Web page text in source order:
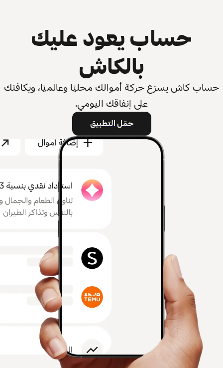
حساب يعود عليك
بالكاش
حساب كاش يسرّع حركة أموالك محليًا وعالميًا، ويكافئك
على إنفاقك اليومي.
حمّل التطبيق